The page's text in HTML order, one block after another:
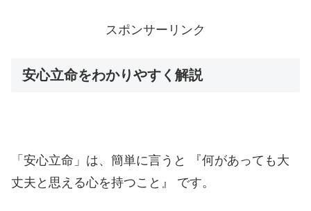
スポンサーリンク
安心立命をわかりやすく解説
「安心立命」は、簡単に言うと 『何があっても大
丈夫と思える心を持つこと』 です。